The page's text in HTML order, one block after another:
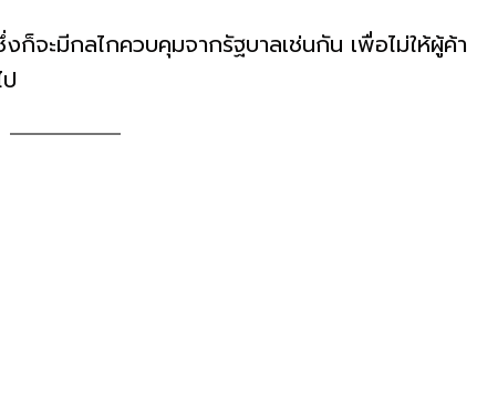
จะมีกลไกควบคุมจากรัฐบาลเช่นกัน เพื่อไม่ให้ผู้ค้า